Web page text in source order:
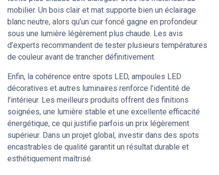
mobilier. Un bois clair et mat supporte bien un éclairage
blanc neutre, alors qu’un cuir foncé gagne en profondeur
sous une lumière légèrement plus chaude. Les avis
d’experts recommandent de tester plusieurs températures
de couleur avant de trancher définitivement.
Enfin, la cohérence entre spots LED, ampoules LED
décoratives et autres luminaires renforce l’identité de
l’intérieur. Les meilleurs produits offrent des finitions
soignées, une lumière stable et une excellente efficacité
énergétique, ce qui justifie parfois un prix légèrement
supérieur. Dans un projet global, investir dans des spots
encastrables de qualité garantit un résultat durable et
esthétiquement maîtrisé.